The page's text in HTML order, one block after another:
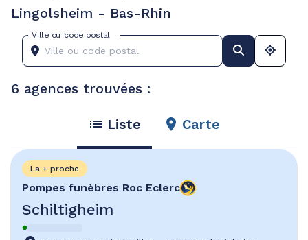
Lingolsheim - Bas-Rhin
Ville ou code postal
6 agences trouvées :
Liste Carte
Pompes funèbres Roc Eclerc
Schiltigheim
La + proche